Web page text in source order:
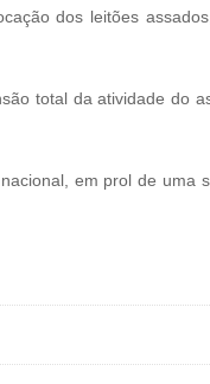
dos leitões
total da atividade do
em prol de uma